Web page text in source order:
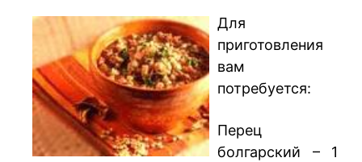
Для
приготовления
вам
потребуется:
Перец
болгарский – 1